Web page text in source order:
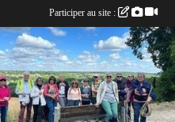
Participer au site :